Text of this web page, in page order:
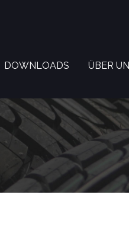
DOWNLOADS ÜBER